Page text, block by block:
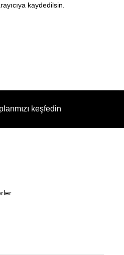
kaydedilsin.
keşfedin